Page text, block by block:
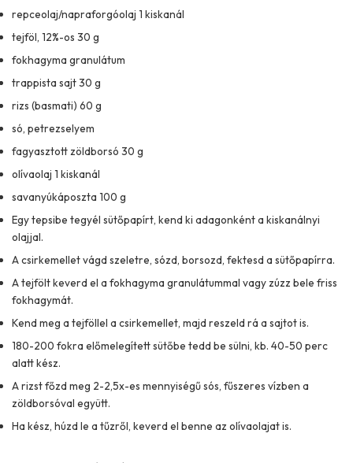
repceolaj/napraforgóolaj 1 kiskanál
tejföl, 12%-os 30 g
fokhagyma granulátum
trappista sajt 30 g
rizs (basmati) 60 g
só, petrezselyem
fagyasztott zöldborsó 30 g
olívaolaj 1 kiskanál
savanyúkáposzta 100 g
Egy tepsibe tegyél sütőpapírt, kend ki adagonként a kiskanálnyi
olajjal.
A csirkemellet vágd szeletre, sózd, borsozd, fektesd a sütőpapírra.
A tejfölt keverd el a fokhagyma granulátummal vagy zúzz bele friss
fokhagymát.
Kend meg a tejföllel a csirkemellet, majd reszeld rá a sajtot is.
180-200 fokra előmelegített sütőbe tedd be sülni, kb. 40-50 perc
alatt kész.
A rizst főzd meg 2-2,5x-es mennyiségű sós, fűszeres vízben a
zöldborsóval együtt.
Ha kész, húzd le a tűzről, keverd el benne az olívaolajat is.